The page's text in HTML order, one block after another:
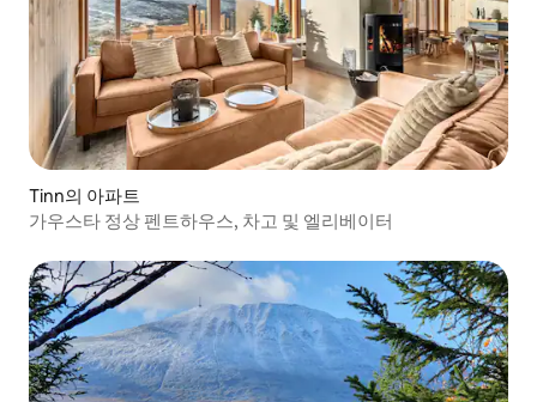
Tinn의 아파트
가우스타 정상 펜트하우스, 차고 및 엘리베이터